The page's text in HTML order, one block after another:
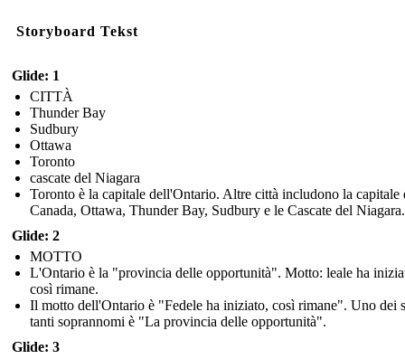
Storyboard Tekst
Glide: 1
CITTÀ
Thunder Bay
Sudbury
Ottawa
Toronto
cascate del Niagara
Toronto è la capitale dell'Ontario. Altre città includono la capitale
Canada, Ottawa, Thunder Bay, Sudbury e le Cascate del Niagara.
Glide: 2
MOTTO
L'Ontario è la "provincia delle opportunità". Motto: leale ha
così rimane.
Il motto dell'Ontario è "Fedele ha iniziato, così rimane". Uno dei
tanti soprannomi è "La provincia delle opportunità".
Glide: 3